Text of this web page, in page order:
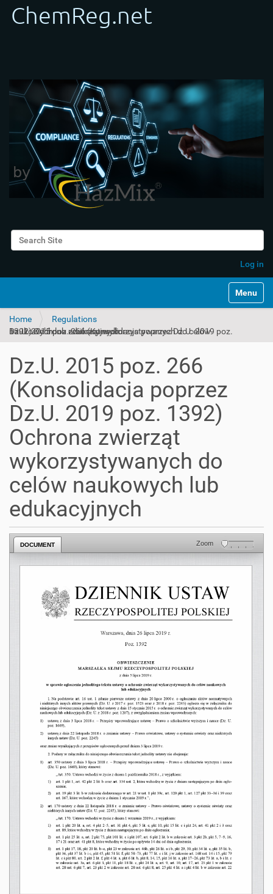
Search Site
Log in
Toggle
Home
Regulations
Dz.U. 2015 poz. 266 (Konsolidacja poprzez Dz.U. 2019 poz. 1392) Ochrona zwierząt wykorzystywanych do celów naukowych lub edukacyjnych
Dz.U. 2015 poz. 266
(Konsolidacja poprzez
Dz.U. 2019 poz. 1392)
Ochrona zwierząt
wykorzystywanych do
celów naukowych lub
edukacyjnych
DOCUMENT Zoom